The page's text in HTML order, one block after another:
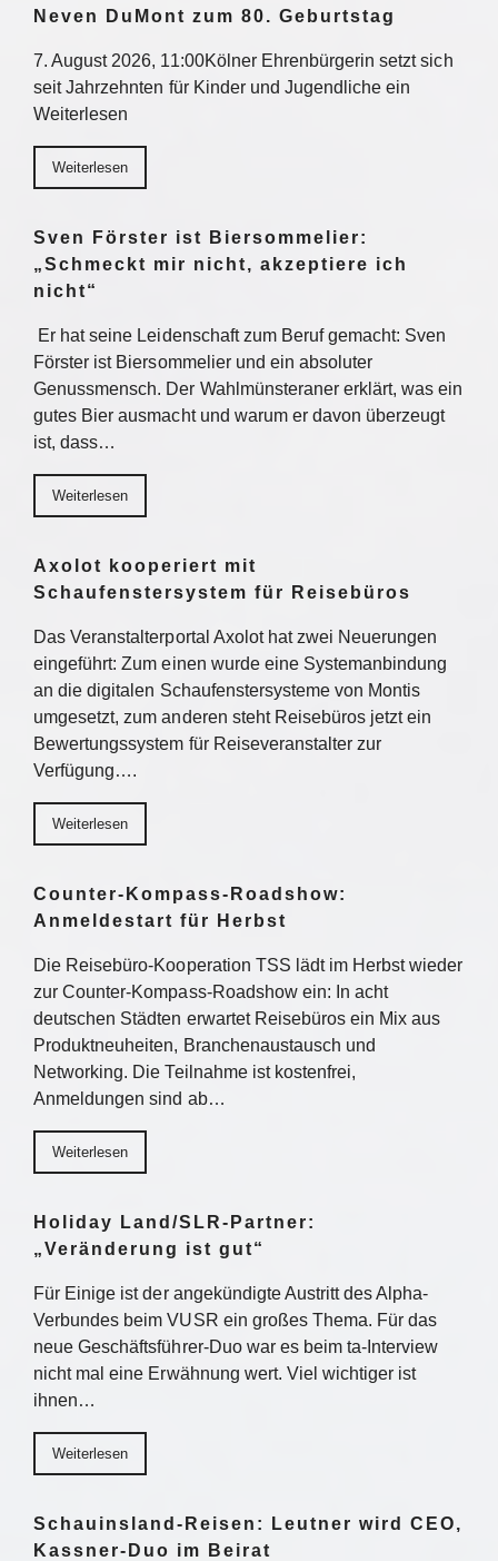
Neven DuMont zum 80. Geburtstag
7. August 2026, 11:00Kölner Ehrenbürgerin setzt sich
seit Jahrzehnten für Kinder und Jugendliche ein
Weiterlesen
Weiterlesen
Sven Förster ist Biersommelier:
„Schmeckt mir nicht, akzeptiere ich
nicht“
Er hat seine Leidenschaft zum Beruf gemacht: Sven
Förster ist Biersommelier und ein absoluter
Genussmensch. Der Wahlmünsteraner erklärt, was ein
gutes Bier ausmacht und warum er davon überzeugt
ist, dass…
Weiterlesen
Axolot kooperiert mit
Schaufenstersystem für Reisebüros
Das Veranstalterportal Axolot hat zwei Neuerungen
eingeführt: Zum einen wurde eine Systemanbindung
an die digitalen Schaufenstersysteme von Montis
umgesetzt, zum anderen steht Reisebüros jetzt ein
Bewertungssystem für Reiseveranstalter zur
Verfügung….
Weiterlesen
Counter-Kompass-Roadshow:
Anmeldestart für Herbst
Die Reisebüro-Kooperation TSS lädt im Herbst wieder
zur Counter-Kompass-Roadshow ein: In acht
deutschen Städten erwartet Reisebüros ein Mix aus
Produktneuheiten, Branchenaustausch und
Networking. Die Teilnahme ist kostenfrei,
Anmeldungen sind ab…
Weiterlesen
Holiday Land/SLR-Partner:
„Veränderung ist gut“
Für Einige ist der angekündigte Austritt des Alpha-
Verbundes beim VUSR ein großes Thema. Für das
neue Geschäftsführer-Duo war es beim ta-Interview
nicht mal eine Erwähnung wert. Viel wichtiger ist
ihnen…
Weiterlesen
Schauinsland-Reisen: Leutner wird CEO,
Kassner-Duo im Beirat